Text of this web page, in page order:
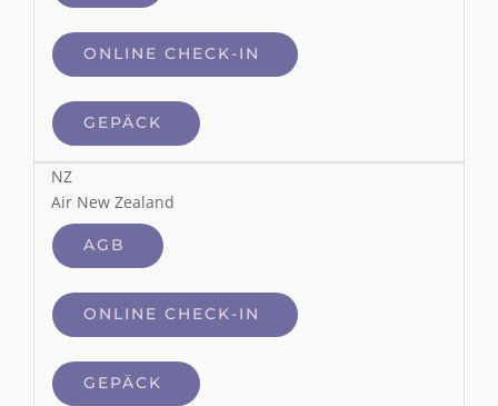
ONLINE CHECK-IN
GEPÄCK
NZ
Air New Zealand
AGB
ONLINE CHECK-IN
GEPÄCK